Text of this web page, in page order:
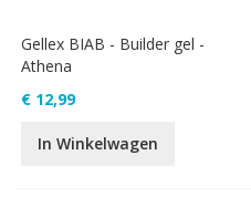
Gellex BIAB - Builder gel -
Athena
€ 12,99
In Winkelwagen